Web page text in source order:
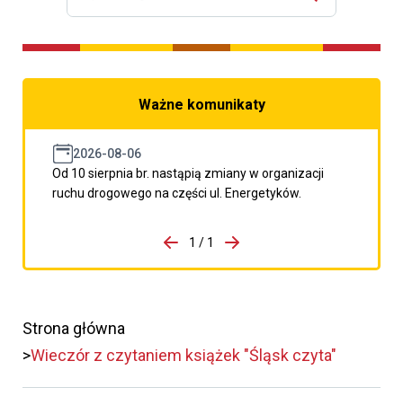
Ważne komunikaty
2026-08-06
Od 10 sierpnia br. nastąpią zmiany w organizacji
ruchu drogowego na części ul. Energetyków.
porzpedniego komunikatu
1 / 1
Przejdź do następnego
Strona główna
Wieczór z czytaniem książek "Śląsk czyta"